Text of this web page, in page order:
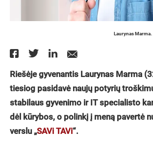
Laurynas
Riešėje gyvenantis Laurynas Marma
tiesiog pasidavė naujų potyrių
stabilaus gyvenimo ir IT specialisto
dėl kūrybos, o polinkį į meną pavertė
verslu „SAVi TAVi“.